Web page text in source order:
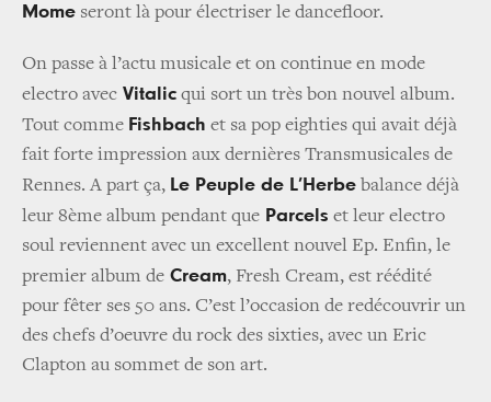
Mome seront là pour électriser le dancefloor.
On passe à l’actu musicale et on continue en mode
electro avec Vitalic qui sort un très bon nouvel album.
Tout comme Fishbach et sa pop eighties qui avait déjà
fait forte impression aux dernières Transmusicales de
Rennes. A part ça, Le Peuple de L’Herbe balance déjà
leur 8ème album pendant que Parcels et leur electro
soul reviennent avec un excellent nouvel Ep. Enfin, le
premier album de Cream, Fresh Cream, est réédité
pour fêter ses 50 ans. C’est l’occasion de redécouvrir un
des chefs d’oeuvre du rock des sixties, avec un Eric
Clapton au sommet de son art.